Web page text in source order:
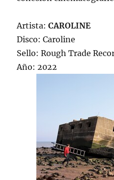
Artista:CAROLINE
Disco: Caroline
Sello: Rough Trade
Año: 2022